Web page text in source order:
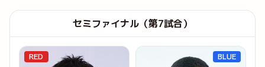
セミファイナル（第7試合）
RED BLUE